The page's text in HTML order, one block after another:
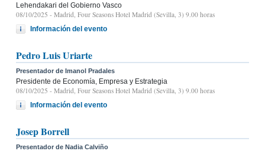
Lehendakari del Gobierno Vasco
08/10/2025 - Madrid, Four Seasons Hotel Madrid (Sevilla, 3) 9.00 horas
Información del evento
Pedro Luis Uriarte
Presentador de Imanol Pradales
Presidente de Economía, Empresa y Estrategia
08/10/2025 - Madrid, Four Seasons Hotel Madrid (Sevilla, 3) 9.00 horas
Información del evento
Josep Borrell
Presentador de Nadia Calviño